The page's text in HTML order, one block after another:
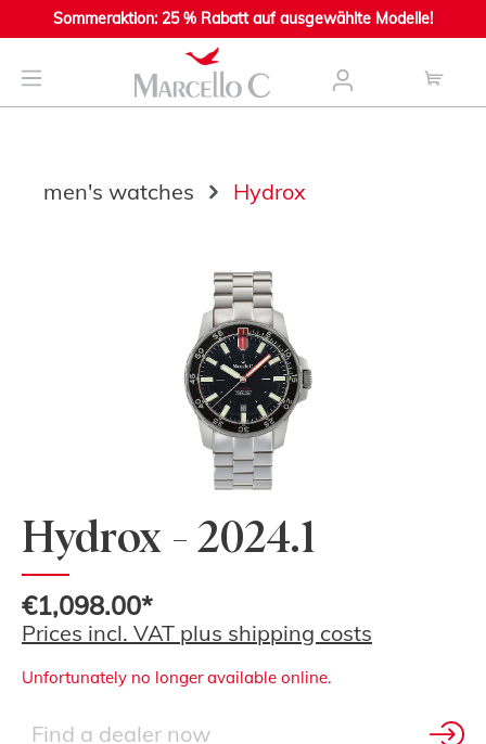
content
Sommeraktion: 25 % Rabatt auf ausgewählte Modelle!
men's watches Hydrox
Hydrox - 2024.1
€1,098.00*
Prices incl. VAT plus shipping costs
Unfortunately no longer available online.